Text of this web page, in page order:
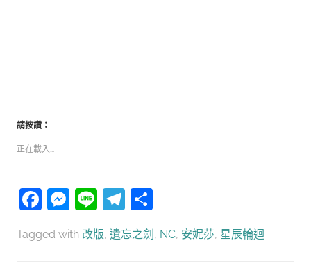
請按讚：
正在載入...
Facebook
Messenger
LineTelegram
享
Tagged with 改版, 遺忘之劍 , NC, 安妮莎, 星辰輪迴